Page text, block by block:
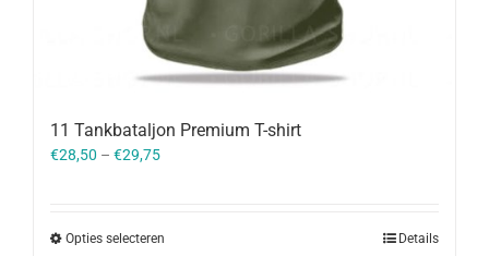
11 Tankbataljon Premium T-shirt
€28,50 – €29,75
Opties selecteren Details